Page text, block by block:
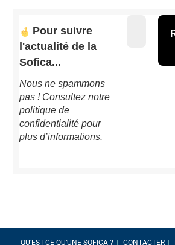
Pour suivre
l'actualité de la
Sofica...
Nous ne spammons
pas ! Consultez notre
politique de
confidentialité pour
plus d’informations.
QU’EST-CE QU’UNE SOFICA ? CONTACTER